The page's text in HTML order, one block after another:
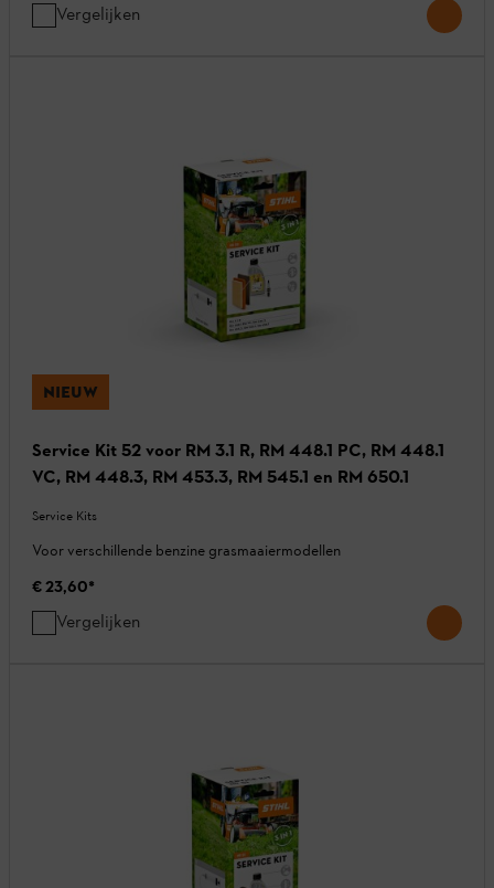
Vergelijken
NIEUW
Service Kit 52 voor RM 3.1 R, RM 448.1 PC, RM 448.1
VC, RM 448.3, RM 453.3, RM 545.1 en RM 650.1
Service Kits
Voor verschillende benzine grasmaaiermodellen
€ 23,60*
Vergelijken